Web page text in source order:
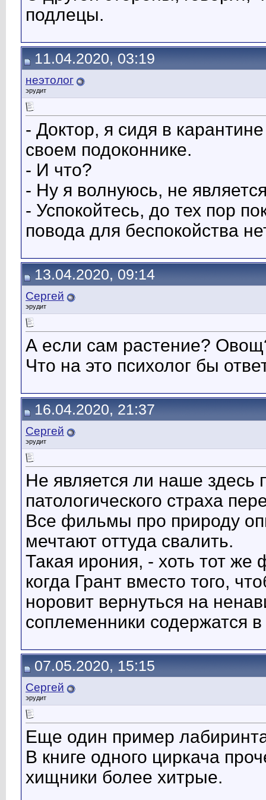
подлецы.
11.04.2020, 03:19
неэтолог
эрудит
- Доктор, я сидя в
своем подоконнике.
- И что?
- Ну я волнуюсь, не
- Успокойтесь, до тех пор
повода для беспокойства
13.04.2020, 09:14
Сергей
эрудит
А если сам растение?
Что на это психолог бы
16.04.2020, 21:37
Сергей
эрудит
Не является ли наше здесь
патологического страха
Все фильмы про природу
мечтают оттуда свалить.
Такая ирония, - хоть тот
когда Грант вместо того,
норовит вернуться на
соплеменники содержатся
07.05.2020, 15:15
Сергей
эрудит
Еще один пример
В книге одного циркача
хищники более хитрые.